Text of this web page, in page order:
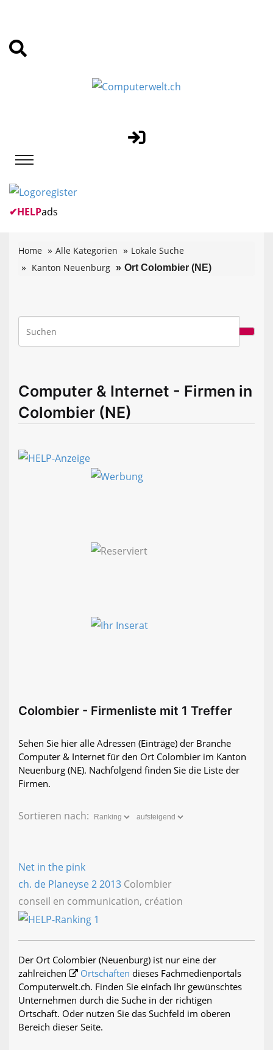
✔HELPads
Home Alle Kategorien
Lokale Suche
Kanton Neuenburg
Ort Colombier (NE)
Computer & Internet - Firmen in
Colombier (NE)
Colombier - Firmenliste mit 1 Treffer
Sehen Sie hier alle Adressen (Einträge) der Branche
Computer & Internet für den Ort Colombier im Kanton
Neuenburg (NE). Nachfolgend finden Sie die Liste der
Firmen.
Sortieren nach:
Net in the pink
ch. de Planeyse 22013 Colombier
conseil en communication, création
Der Ort Colombier (Neuenburg) ist nur eine der
zahlreichen
Ortschaften dieses Fachmedienportals
Computerwelt.ch. Finden Sie einfach Ihr gewünschtes
Unternehmen durch die Suche in der richtigen
Ortschaft. Oder nutzen Sie das Suchfeld im oberen
Bereich dieser Seite.